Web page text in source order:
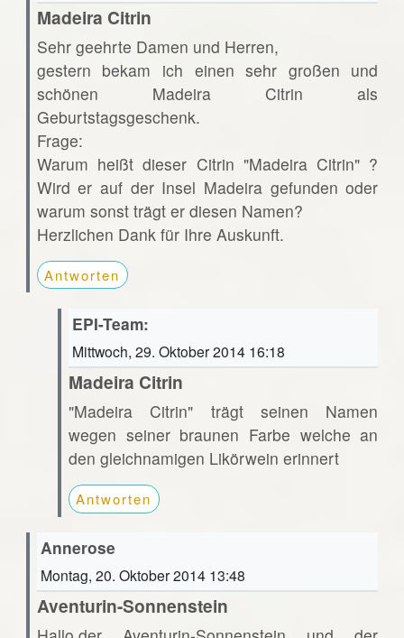
Madeira Citrin
Sehr geehrte Damen und Herren,
gestern bekam ich einen sehr großen und
schönen Madeira Citrin als
Geburtstagsgeschenk.
Frage:
Warum heißt dieser Citrin "Madeira Citrin" ?
Wird er auf der Insel Madeira gefunden oder
warum sonst trägt er diesen Namen?
Herzlichen Dank für Ihre Auskunft.
Antworten
EPI-Team:
Mittwoch, 29. Oktober 2014 16:18
Madeira Citrin
"Madeira Citrin" trägt seinen Namen
wegen seiner braunen Farbe welche an
den gleichnamigen Likörwein erinnert
Antworten
Annerose
Montag, 20. Oktober 2014 13:48
Aventurin-Sonnenstein